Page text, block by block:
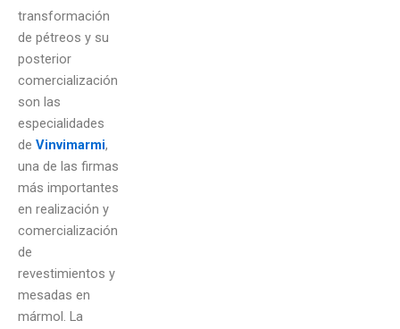
transformación
de pétreos y su
posterior
comercialización
son las
especialidades
de Vinvimarmi,
una de las firmas
más importantes
en realización y
comercialización
de
revestimientos y
mesadas en
mármol. La